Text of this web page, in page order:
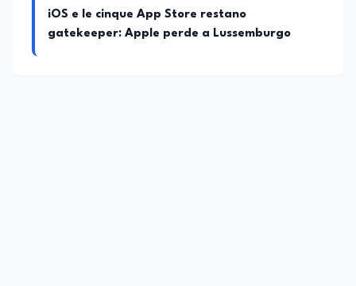
iOS e le cinque App Store restano
gatekeeper: Apple perde a Lussemburgo